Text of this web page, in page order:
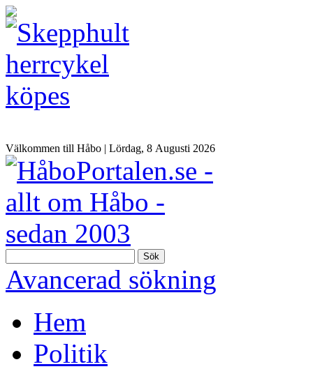
Välkommen till Håbo | Lördag, 8 Αugusti 2026
Sök
Avancerad sökning
Hem
Politik